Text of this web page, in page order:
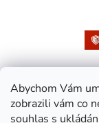
Abychom Vám
zobrazili vám co
souhlas s